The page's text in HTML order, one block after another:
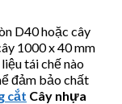
D40 hoặc cây
1000 x 40 mm
tái chế nào
đảm bảo chất
cắt Cây nhựa